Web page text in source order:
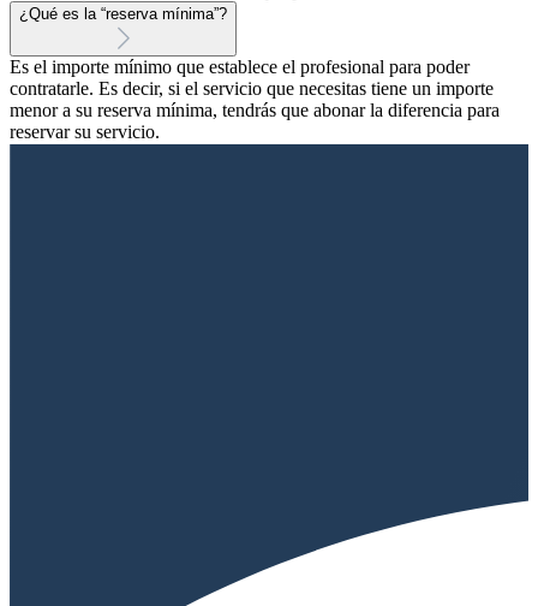
¿Qué es la “reserva mínima”?
Es el importe mínimo que establece el profesional para poder
contratarle. Es decir, si el servicio que necesitas tiene un importe
menor a su reserva mínima, tendrás que abonar la diferencia para
reservar su servicio.